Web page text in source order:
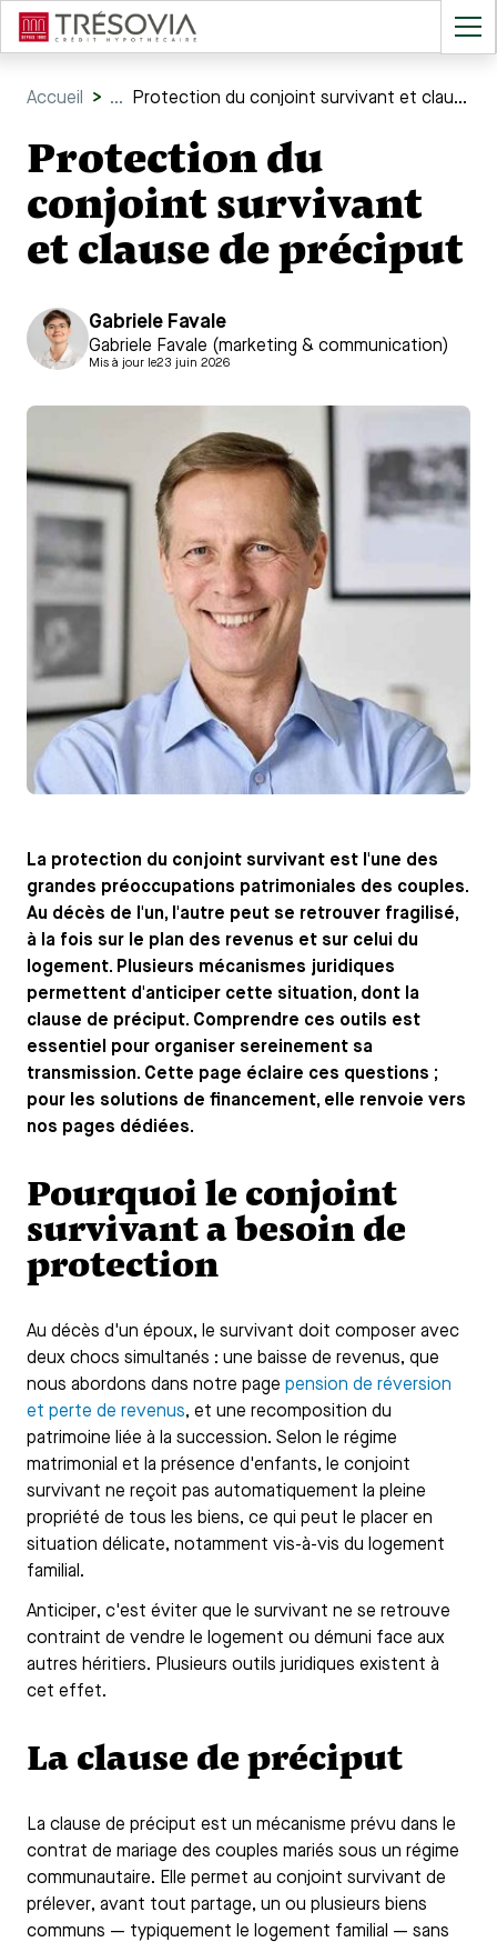
Accueil > ... Protection du conjoint survivant et clause de préciput
Protection du
conjoint survivant
et clause de préciput
Gabriele Favale
Gabriele Favale (marketing & communication)
Mis à jour le23 juin 2026
La protection du conjoint survivant est l'une des
grandes préoccupations patrimoniales des couples.
Au décès de l'un, l'autre peut se retrouver fragilisé,
à la fois sur le plan des revenus et sur celui du
logement. Plusieurs mécanismes juridiques
permettent d'anticiper cette situation, dont la
clause de préciput. Comprendre ces outils est
essentiel pour organiser sereinement sa
transmission. Cette page éclaire ces questions ;
pour les solutions de financement, elle renvoie vers
nos pages dédiées.
Pourquoi le conjoint
survivant a besoin de
protection
Au décès d'un époux, le survivant doit composer avec
deux chocs simultanés : une baisse de revenus, que
nous abordons dans notre page pension de réversion
et perte de revenus, et une recomposition du
patrimoine liée à la succession. Selon le régime
matrimonial et la présence d'enfants, le conjoint
survivant ne reçoit pas automatiquement la pleine
propriété de tous les biens, ce qui peut le placer en
situation délicate, notamment vis-à-vis du logement
familial.
Anticiper, c'est éviter que le survivant ne se retrouve
contraint de vendre le logement ou démuni face aux
autres héritiers. Plusieurs outils juridiques existent à
cet effet.
La clause de préciput
La clause de préciput est un mécanisme prévu dans le
contrat de mariage des couples mariés sous un régime
communautaire. Elle permet au conjoint survivant de
prélever, avant tout partage, un ou plusieurs biens
communs — typiquement le logement familial — sans